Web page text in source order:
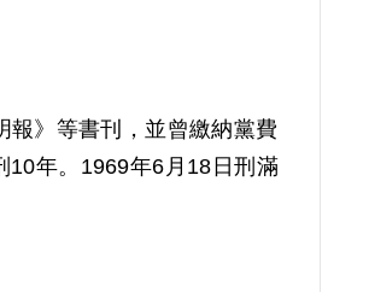
報》等書刊，並曾繳納黨費
10年。1969年6月18日刑滿
定其參加叛亂之組織，係